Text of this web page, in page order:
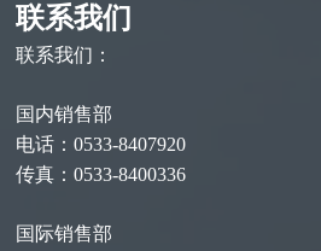
联系我们
联系我们：
国内销售部
电话：0533-8407920
传真：0533-8400336
国际销售部